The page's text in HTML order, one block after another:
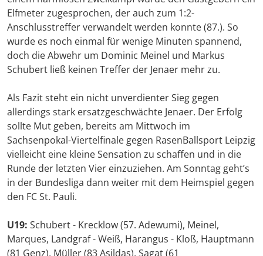
Elfmeter zugesprochen, der auch zum 1:2-
Anschlusstreffer verwandelt werden konnte (87.). So
wurde es noch einmal für wenige Minuten spannend,
doch die Abwehr um Dominic Meinel und Markus
Schubert ließ keinen Treffer der Jenaer mehr zu.
Als Fazit steht ein nicht unverdienter Sieg gegen
allerdings stark ersatzgeschwächte Jenaer. Der Erfolg
sollte Mut geben, bereits am Mittwoch im
Sachsenpokal-Viertelfinale gegen RasenBallsport Leipzig
vielleicht eine kleine Sensation zu schaffen und in die
Runde der letzten Vier einzuziehen. Am Sonntag geht’s
in der Bundesliga dann weiter mit dem Heimspiel gegen
den FC St. Pauli.
U19: Schubert - Krecklow (57. Adewumi), Meinel,
Marques, Landgraf - Weiß, Harangus - Kloß, Hauptmann
(81 Genz), Müller (83 Asildas), Sagat (61